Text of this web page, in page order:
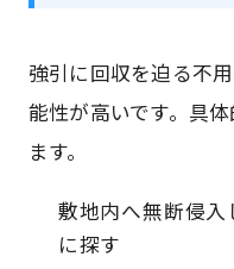
強引に回収を迫る不
能性が高いです。具
ます。
敷地内へ無断侵
に探す